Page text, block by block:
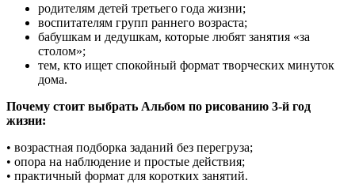
родителям детей третьего года жизни;
воспитателям групп раннего возраста;
бабушкам и дедушкам, которые любят занятия «за
столом»;
тем, кто ищет спокойный формат творческих минуток
дома.
Почему стоит выбрать Альбом по рисованию 3-й год
жизни:
• возрастная подборка заданий без перегруза;
• опора на наблюдение и простые действия;
• практичный формат для коротких занятий.